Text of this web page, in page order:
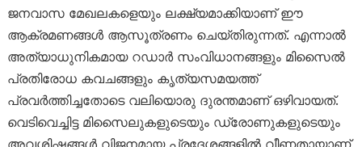
ജനവാസ മേഖലകളെയും ലക്ഷ്യമാക്കിയാണ് ഈ
ആക്രമണങ്ങൾ ആസൂത്രണം ചെയ്തിരുന്നത്. എന്നാൽ
അത്യാധുനികമായ റഡാർ സംവിധാനങ്ങളും മിസൈൽ
പ്രതിരോധ കവചങ്ങളും കൃത്യസമയത്ത്
പ്രവർത്തിച്ചതോടെ വലിയൊരു ദുരന്തമാണ് ഒഴിവായത്.
വെടിവെച്ചിട്ട മിസൈലുകളുടെയും ഡ്രോണുകളുടെയും
അവശിഷ്ടങ്ങൾ വിജനമായ പ്രദേശങ്ങളിൽ വീണതായാണ്